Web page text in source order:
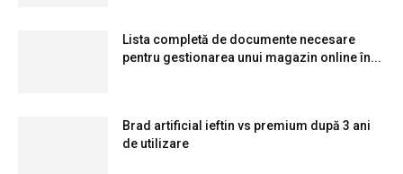
Lista completă de documente necesare
pentru gestionarea unui magazin online în...
Brad artificial ieftin vs premium după 3 ani
de utilizare